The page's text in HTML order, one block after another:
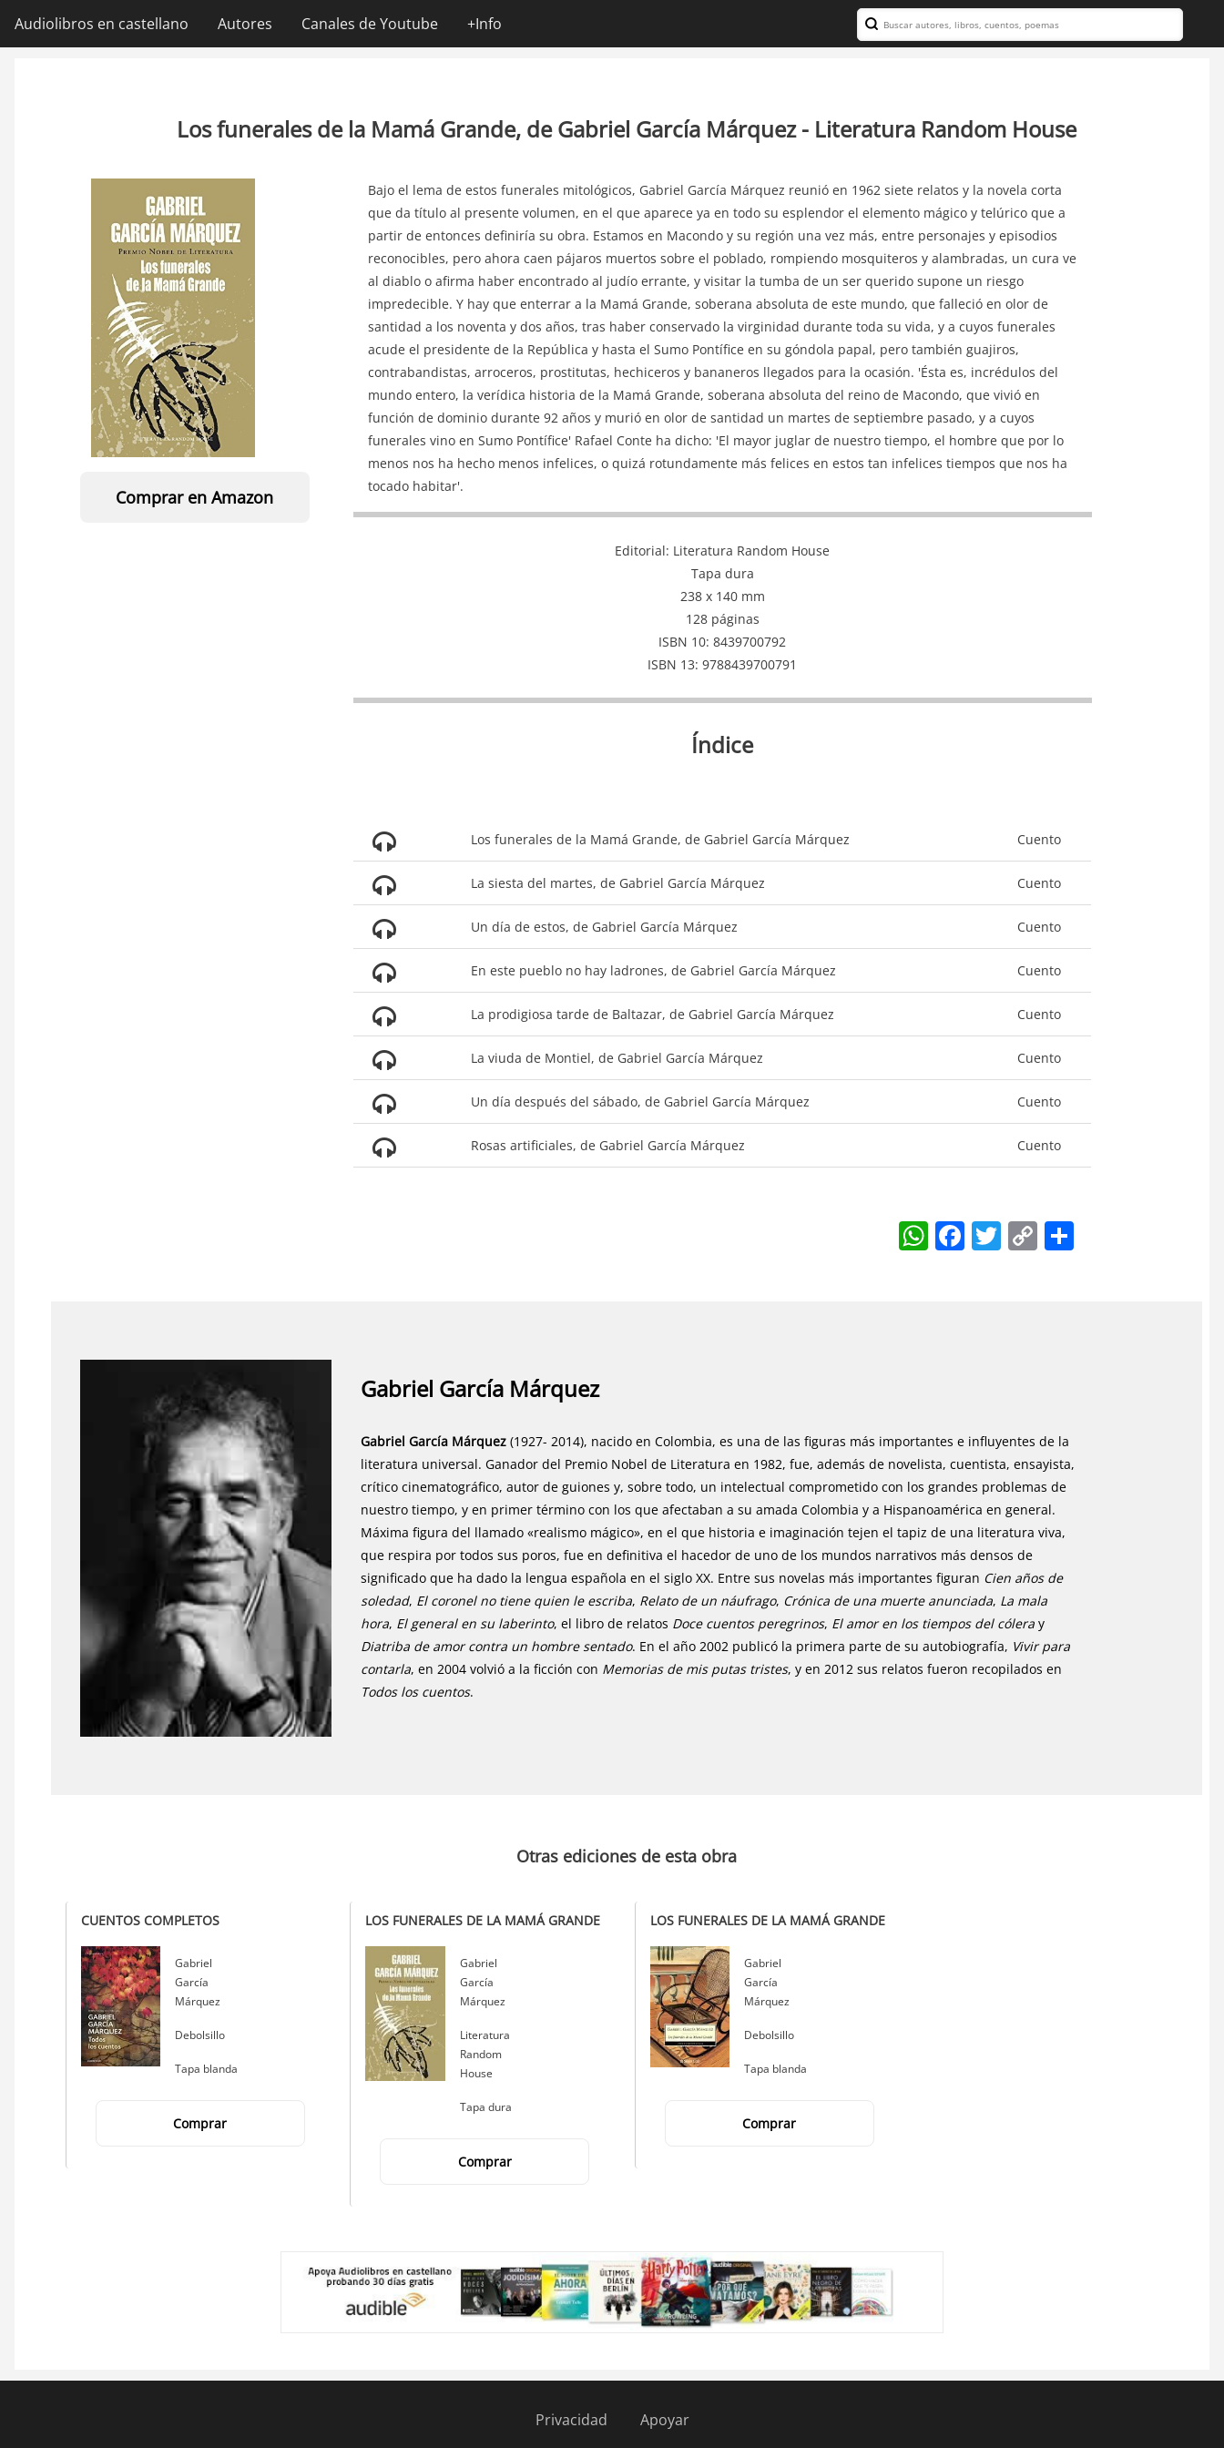
Navegación
Audiolibros en castellano Autores Canales de Youtube +Info Search
Los funerales de la Mamá Grande, de Gabriel García Márquez - Literatura Random House
Comprar en Amazon
Bajo el lema de estos funerales mitológicos, Gabriel García Márquez reunió en 1962 siete relatos y la novela corta
que da título al presente volumen, en el que aparece ya en todo su esplendor el elemento mágico y telúrico que a
partir de entonces definiría su obra. Estamos en Macondo y su región una vez más, entre personajes y episodios
reconocibles, pero ahora caen pájaros muertos sobre el poblado, rompiendo mosquiteros y alambradas, un cura ve
al diablo o afirma haber encontrado al judío errante, y visitar la tumba de un ser querido supone un riesgo
impredecible. Y hay que enterrar a la Mamá Grande, soberana absoluta de este mundo, que falleció en olor de
santidad a los noventa y dos años, tras haber conservado la virginidad durante toda su vida, y a cuyos funerales
acude el presidente de la República y hasta el Sumo Pontífice en su góndola papal, pero también guajiros,
contrabandistas, arroceros, prostitutas, hechiceros y bananeros llegados para la ocasión. 'Ésta es, incrédulos del
mundo entero, la verídica historia de la Mamá Grande, soberana absoluta del reino de Macondo, que vivió en
función de dominio durante 92 años y murió en olor de santidad un martes de septiembre pasado, y a cuyos
funerales vino en Sumo Pontífice' Rafael Conte ha dicho: 'El mayor juglar de nuestro tiempo, el hombre que por lo
menos nos ha hecho menos infelices, o quizá rotundamente más felices en estos tan infelices tiempos que nos ha
tocado habitar'.
Editorial Literatura Random House
Tapa dura
238 x 140 mm
128 páginas
ISBN 10 8439700792
ISBN 13 9788439700791
Índice
Los funerales de la Mamá Grande, de Gabriel García Márquez Cuento
La siesta del martes, de Gabriel García Márquez Cuento
Un día de estos, de Gabriel García Márquez Cuento
En este pueblo no hay ladrones, de Gabriel García Márquez Cuento
La prodigiosa tarde de Baltazar, de Gabriel García Márquez Cuento
La viuda de Montiel, de Gabriel García Márquez Cuento
Un día después del sábado, de Gabriel García Márquez Cuento
Rosas artificiales, de Gabriel García Márquez Cuento
W
h
F
a
k
T
w
C
o
S
h
Gabriel García Márquez
Gabriel García Márquez(1927- 2014), nacido en Colombia, es una de las figuras más importantes e influyentes de la
literatura universal. Ganador del Premio Nobel de Literatura en 1982, fue, además de novelista, cuentista, ensayista,
crítico cinematográfico, autor de guiones y, sobre todo, un intelectual comprometido con los grandes problemas de
nuestro tiempo, y en primer término con los que afectaban a su amada Colombia y a Hispanoamérica en general.
Máxima figura del llamado «realismo mágico», en el que historia e imaginación tejen el tapiz de una literatura viva,
que respira por todos sus poros, fue en definitiva el hacedor de uno de los mundos narrativos más densos de
significado que ha dado la lengua española en el siglo XX. Entre sus novelas más importantes figuran Cien años de
soledad, El coronel no tiene quien le escriba, Relato de un náufrago, Crónica de una muerte anunciada, La mala
hora, El general en su laberinto, el libro de relatos Doce cuentos peregrinos, El amor en los tiempos del cóleray
Diatriba de amor contra un hombre sentado. En el año 2002 publicó la primera parte de su autobiografía, Vivir para
contarla, en 2004 volvió a la ficción con Memorias de mis putas tristes, y en 2012 sus relatos fueron recopilados en
Todos los cuentos.
Otras ediciones de esta obra
CUENTOS COMPLETOS
Autor
Gabriel
García
Márquez
Editorial
Debolsillo
Tapa blanda
Comprar
LOS FUNERALES DE LA MAMÁ GRANDE
Autor
Gabriel
García
Márquez
Editorial
Literatura
Random
House
Tapa dura
Comprar
LOS FUNERALES DE LA MAMÁ GRANDE
Autor
Gabriel
García
Márquez
Editorial
Debolsillo
Tapa blanda
Comprar
Privacidad Apoyar